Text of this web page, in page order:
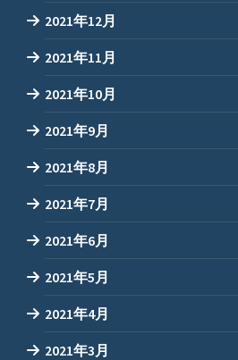
2021年12月
2021年11月
2021年10月
2021年9月
2021年8月
2021年7月
2021年6月
2021年5月
2021年4月
2021年3月